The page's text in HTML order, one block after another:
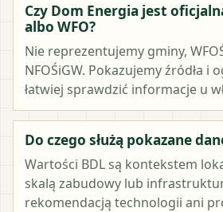
Czy Dom Energia jest
albo WFO?
Nie reprezentujemy gminy,
NFOŚiGW. Pokazujemy źródła i
łatwiej sprawdzić informacje u
Do czego służą pokazane
Wartości BDL są kontekstem
skalą zabudowy lub
rekomendacją technologii ani